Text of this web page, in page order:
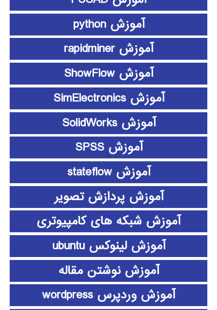
آموزش python
آموزش rapidminer
آموزش ShowFlow
آموزش SimElectronics
آموزش SolidWorks
آموزش SPSS
آموزش stateflow
آموزش پردازش تصویر
آموزش شبکه های کامپیوتری
آموزش لینوکس ubuntu
آموزش نوشتن مقاله
آموزش وردپرس wordpress